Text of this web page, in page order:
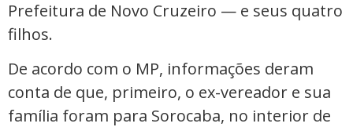
Prefeitura de Novo Cruzeiro — e seus quatro
filhos.
De acordo com o MP, informações deram
conta de que, primeiro, o ex-vereador e sua
família foram para Sorocaba, no interior de